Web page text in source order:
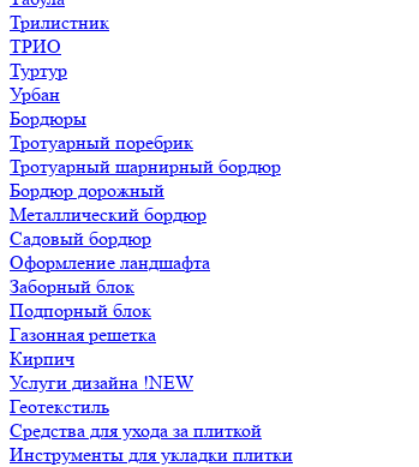
Трилистник
ТРИО
Туртур
Урбан
Бордюры
Тротуарный поребрик
Тротуарный шарнирный бордюр
Бордюр дорожный
Металлический бордюр
Садовый бордюр
Оформление ландшафта
Заборный блок
Подпорный блок
Газонная решетка
Кирпич
Услуги дизайна !NEW
Геотекстиль
Средства для ухода за плиткой
Инструменты для укладки плитки